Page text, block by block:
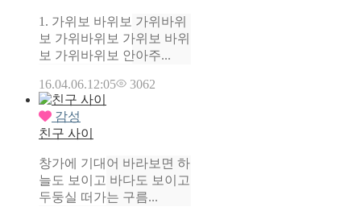
1. 가위보 바위보 가위바위
보 가위바위보 가위보 바위
보 가위바위보 안아주...
16.04.06.12:05 3062
감성
친구 사이
창가에 기대어 바라보면 하
늘도 보이고 바다도 보이고
두둥실 떠가는 구름...